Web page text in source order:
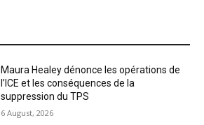
Maura Healey dénonce les opérations de
l’ICE et les conséquences de la
suppression du TPS
6 August, 2026